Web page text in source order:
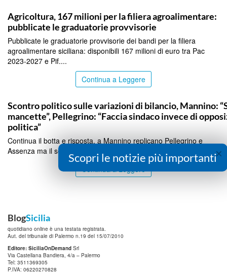
Agricoltura, 167 milioni per la filiera agroalimentare:
pubblicate le graduatorie provvisorie
Pubblicate le graduatorie provvisorie dei bandi per la filiera
agroalimentare siciliana: disponibili 167 milioni di euro tra Pac
2023-2027 e Pif....
Continua a Leggere
Scontro politico sulle variazioni di bilancio, Mannino:
mancette”, Pellegrino: “Faccia sindaco invece di
politica”
Continua il botta e risposta, a Mannino replicano Pellegrino e
Assenza ma il segretario Cgil controreplica a entrambi...
BlogSicilia
quotidiano online è una testata registrata.
Aut. del tribunale di Palermo n.19 del 15/07/2010
Editore: SiciliaOnDemand Srl
Via Castellana Bandiera, 4/a – Palermo
Tel: 3511369305
P.IVA: 06220270828
×
Scopri le notizie più importanti